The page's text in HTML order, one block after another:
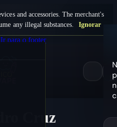
and accessories. The merchant's
any illegal substances.
Ignorar
Ir para o footer
0
Cruz